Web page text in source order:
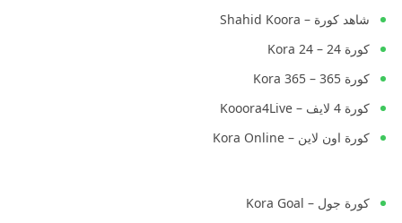
شاهد كورة – Shahid Koora
كورة 24 – Kora 24
كورة 365 – Kora 365
كورة 4 لايف – Kooora4Live
كورة اون لاين – Kora Online
كورة جول – Kora Goal